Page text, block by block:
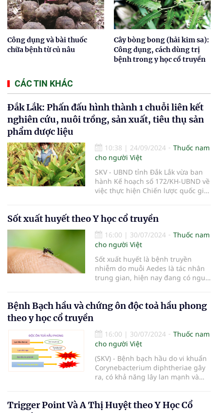
Công dụng và bài thuốc
chữa bệnh từ củ nâu
Cây bòng bong (hải kim sa):
Công dụng, cách dùng trị
bệnh trong y học cổ truyền
CÁC TIN KHÁC
Đắk Lắk: Phấn đấu hình thành 1 chuỗi liên kết
nghiên cứu, nuôi trồng, sản xuất, tiêu thụ sản
phẩm dược liệu
10:38 | 24/09/2024
Thuốc nam
cho người Việt
SKV - UBND tỉnh Đắk Lắk vừa ban
hành Kế hoạch số 172/KH-UBND về
việc thực hiện Chiến lược quốc gia
năm 2045 tỉnh Đắk Lắk.
Sốt xuất huyết theo Y học cổ truyền
16:00 | 30/07/2024
Thuốc nam
cho người Việt
Sốt xuất huyết là bệnh truyền
nhiễm do muỗi Aedes là tác nhân
trung gian, hiện nay đang có nguy
đặc trưng của mùa Hạ. Đa phần
nặng. Thông qua dấu hiệu cảnh
báo nguy hiểm là giai đoạn phải xử
không tốt. Do chưa có vắc-xin dự
phòng và thuốc đặc hiệu nên điều
trị triệu chứng và phòng cắt đường
Bệnh Bạch hầu và chứng ôn độc toả hầu phong
theo y học cổ truyền
16:00 | 30/07/2024
Thuốc nam
cho người Việt
(SKV) - Bệnh bạch hầu do vi khuẩn
Corynebacterium diphtheriae gây
ra, có khả năng lây lan mạnh và
tỷ lệ tử vong chiếm 2-5% các ca bị
Trigger Point Và A Thị Huyệt theo Y Học Cổ